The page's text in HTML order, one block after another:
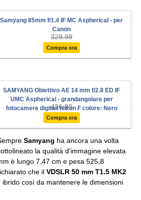
Samyang 85mm f/1.4 IF MC Aspherical - per
Canon
328.99
Compra ora
SAMYANG Obiettivo AE 14 mm f/2.8 ED IF
UMC Aspherical - grandangolare per
fotocamere digitali Nikon F colore: Nero
426.99
Compra ora
Samyang ha ancora una volta
la qualità d'immagine elevata
è lungo 7,47 cm e pesa 525,8
che il VDSLR 50 mm T1.5 MK2
così da mantenere le dimensioni